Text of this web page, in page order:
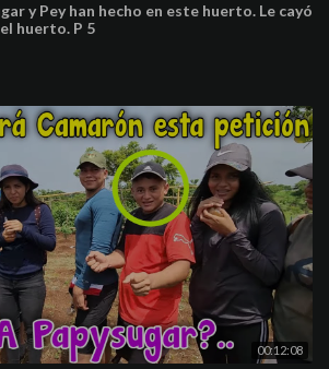
y Pey han hecho en este huerto. Le cayó
huerto. P 5
00:12:08